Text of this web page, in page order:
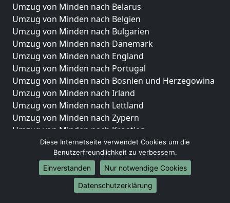
Umzug von Minden nach Belarus
Umzug von Minden nach Belgien
Umzug von Minden nach Bulgarien
Umzug von Minden nach Dänemark
Umzug von Minden nach England
Umzug von Minden nach Portugal
Umzug von Minden nach Bosnien und Herzegowina
Umzug von Minden nach Irland
Umzug von Minden nach Lettland
Umzug von Minden nach Zypern
Umzug von Minden nach Kroatien
Umzug von Minden nach Estland
Umzug von Minden nach Finnland
Umzug von Minden nach Frankreich
Umzug von Minden nach Griechenland
Umzug von Minden nach Italien
Diese Internetseite verwendet Cookies um die
Benutzerfreundlichkeit zu verbessern.
Einverstanden
Nur notwendige Cookies
Datenschutzerklärung